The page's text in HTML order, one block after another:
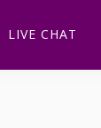
LIVE CHAT